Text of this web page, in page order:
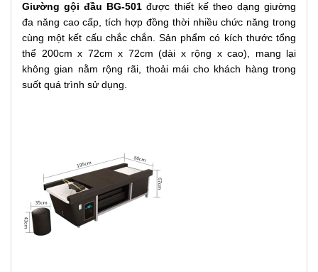
Giường gội đầu BG-501 được thiết kế theo dạng giường
đa năng cao cấp, tích hợp đồng thời nhiều chức năng trong
cùng một kết cấu chắc chắn. Sản phẩm có kích thước tổng
thể 200cm x 72cm x 72cm (dài x rộng x cao), mang lại
không gian nằm rộng rãi, thoải mái cho khách hàng trong
suốt quá trình sử dụng.